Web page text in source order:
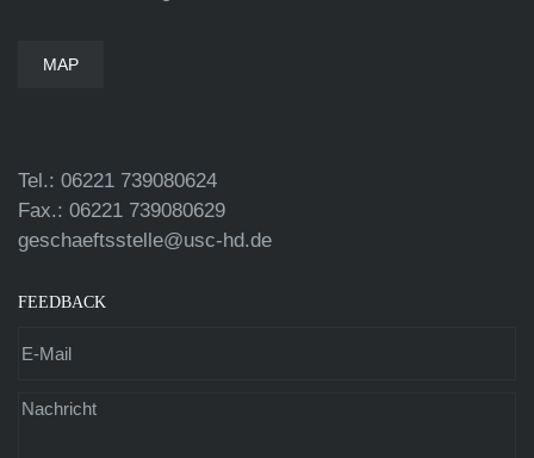
MAP
Tel.: 06221 739080624
Fax.: 06221 739080629
geschaeftsstelle@usc-hd.de
FEEDBACK